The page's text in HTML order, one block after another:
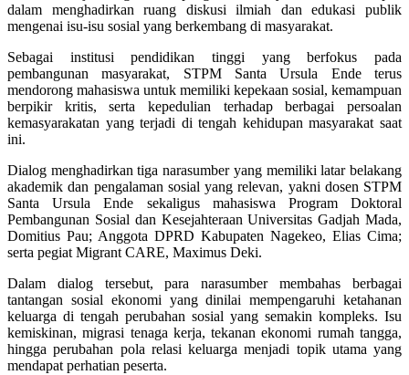
dalam menghadirkan ruang diskusi ilmiah dan edukasi publik
mengenai isu-isu sosial yang berkembang di masyarakat.
Sebagai institusi pendidikan tinggi yang berfokus pada
pembangunan masyarakat, STPM Santa Ursula Ende terus
mendorong mahasiswa untuk memiliki kepekaan sosial, kemampuan
berpikir kritis, serta kepedulian terhadap berbagai persoalan
kemasyarakatan yang terjadi di tengah kehidupan masyarakat saat
ini.
Dialog menghadirkan tiga narasumber yang memiliki latar belakang
akademik dan pengalaman sosial yang relevan, yakni dosen STPM
Santa Ursula Ende sekaligus mahasiswa Program Doktoral
Pembangunan Sosial dan KesejahteraanUniversitas Gadjah Mada,
Domitius Pau; Anggota DPRD Kabupaten Nagekeo, Elias Cima;
serta pegiat Migrant CARE, Maximus Deki.
Dalam dialog tersebut, para narasumber membahas berbagai
tantangan sosial ekonomi yang dinilai mempengaruhi ketahanan
keluarga di tengah perubahan sosial yang semakin kompleks. Isu
kemiskinan, migrasi tenaga kerja, tekanan ekonomi rumah tangga,
hingga perubahan pola relasi keluarga menjadi topik utama yang
mendapat perhatian peserta.